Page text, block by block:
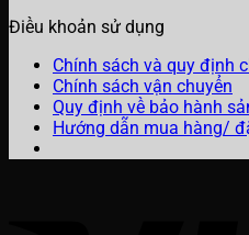
Điều khoản sử dụng
Chính sách và quy định
Chính sách vận chuyển
Quy định về bảo hành
Hướng dẫn mua hàng/